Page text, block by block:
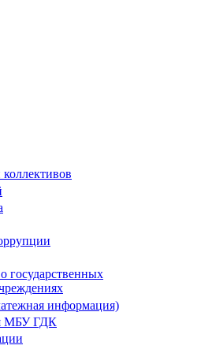
государственных
информация)
МБУ ГДК